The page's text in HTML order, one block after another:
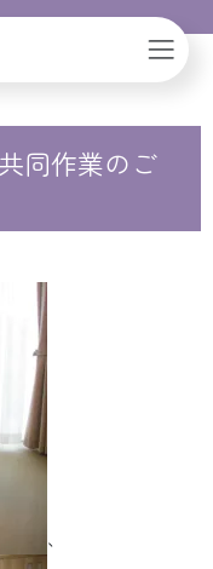
共同作業のご様子😊
同作業のご
、